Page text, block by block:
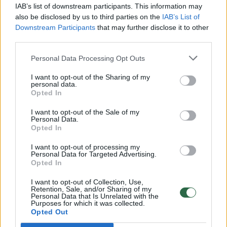
IAB’s list of downstream participants. This information may
also be disclosed by us to third parties on the IAB’s List of
Downstream Participants that may further disclose it to other
Personal Data Processing Opt Outs
I want to opt-out of the Sharing of my
personal data.
Opted In
I want to opt-out of the Sale of my
Personal Data.
Opted In
I want to opt-out of processing my
Personal Data for Targeted Advertising.
Opted In
I want to opt-out of Collection, Use,
Retention, Sale, and/or Sharing of my
Personal Data that Is Unrelated with the
Purposes for which it was collected.
Opted Out
Vaizdai iš tragiškos avarijos Vilniaus r.: dviejų moterų ir
vaiko gyvybių išgelbėti nepavyko
32 laipsnių šilumos
Žinios
V. Zalužno pasisakymą laiko bandymu įsitvirtinti
Ukrainos politikoje: jis yra neteisus
Laidos | Nauja diena
00:00:59
Nufilmavo, kaip patvino Vilniaus Vakarinis aplinkkelis:
vaizdas pribloškia